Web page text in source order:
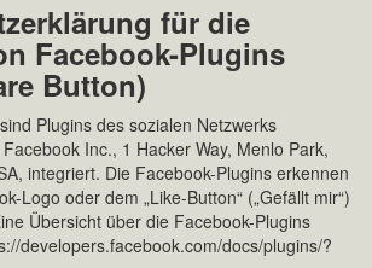
für die
Facebook-Plugins
Button)
Plugins des sozialen Netzwerks
Inc., 1 Hacker Way, Menlo Park,
integriert. Die Facebook-Plugins erkennen
Logo oder dem „Like-Button“ („Gefällt mir“)
Übersicht über die Facebook-Plugins
developers.facebook.com/docs/plugins/?